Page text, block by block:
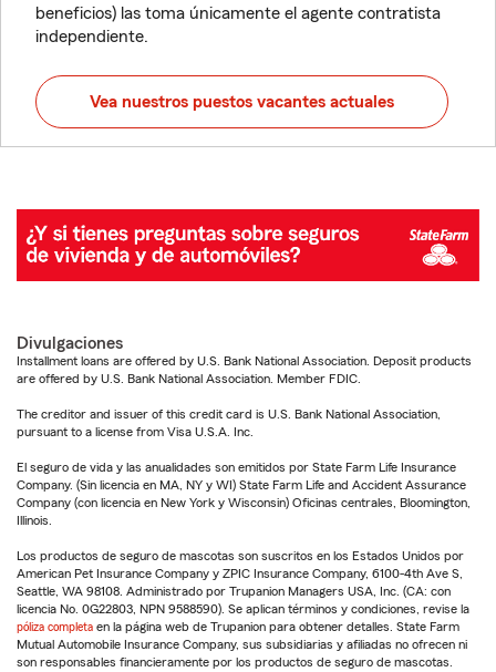
beneficios) las toma únicamente el agente contratista
independiente.
Vea nuestros puestos vacantes actuales
Divulgaciones
Installment loans are offered by U.S. Bank National Association. Deposit products
are offered by U.S. Bank National Association. Member FDIC.
The creditor and issuer of this credit card is U.S. Bank National Association,
pursuant to a license from Visa U.S.A. Inc.
El seguro de vida y las anualidades son emitidos por State Farm Life Insurance
Company. (Sin licencia en MA, NY y WI) State Farm Life and Accident Assurance
Company (con licencia en New York y Wisconsin) Oficinas centrales, Bloomington,
Illinois.
Los productos de seguro de mascotas son suscritos en los Estados Unidos por
American Pet Insurance Company y ZPIC Insurance Company, 6100-4th Ave S,
Seattle, WA 98108. Administrado por Trupanion Managers USA, Inc. (CA: con
licencia No. 0G22803, NPN 9588590). Se aplican términos y condiciones, revise la
póliza completa en la página web de Trupanion para obtener detalles. State Farm
Mutual Automobile Insurance Company, sus subsidiarias y afiliadas no ofrecen ni
son responsables financieramente por los productos de seguro de mascotas.